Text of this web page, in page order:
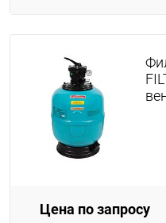
Цена по запросу